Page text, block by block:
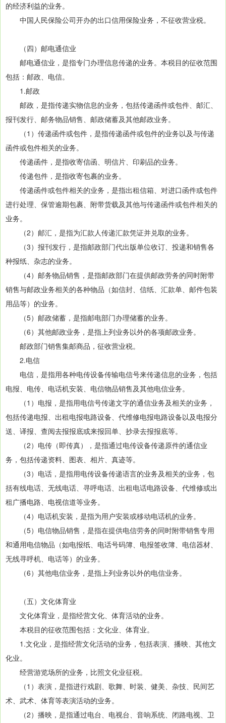
的经济利益的业务。
中国人民保险公司开办的出口信用保险业务，不征收营业税。
（四）邮电通信业
邮电通信业，是指专门办理信息传递的业务。本税目的征收范围
包括：邮政、电信。
1.邮政
邮政，是指传递实物信息的业务，包括传递函件或包件、邮汇、
报刊发行、邮务物品销售、邮政储蓄及其他邮政业务。
（1）传递函件或包件，是指传递函件或包件的业务以及与传递
函件或包件相关的业务。
传递函件，是指收寄信函、明信片、印刷品的业务。
传递包件，是指收寄包裹的业务。
传递函件或包件相关的业务，是指出租信箱、对进口函件或包件
进行处理、保管逾期包裹、附带货载及其他与传递函件或包件相关的
业务。
（2）邮汇，是指为汇款人传递汇款凭证并兑取的业务。
（3）报刊发行，是指邮政部门代出版单位收订、投递和销售各
种报纸、杂志的业务。
（4）邮务物品销售，是指邮政部门在提供邮政劳务的同时附带
销售与邮政业务相关的各种物品（如信封、信纸、汇款单、邮件包装
用品等）的业务。
（5）邮政储蓄，是指邮电部门办理储蓄的业务。
（6）其他邮政业务，是指上列业务以外的各项邮政业务。
邮政部门销售集邮商品，征收营业税。
2.电信
电信，是指用各种电传设备传输电信号来传递信息的业务，包括
电报、电传、电话机安装、电信物品销售及其他电信业务。
（1）电报，是指用电信号传递文字的通信业务及相关的业务，
包括传递电报、出租电报电路设备、代维修电报电路设备以及电报分
送、译报、查阅去报报底或来报回单、抄录去报报底等。
（2）电传（即传真），是指通过电传设备传递原件的通信业
务，包括传递资料、图表、相片、真迹等。
（3）电话，是指用电传设备传递语言的业务及相关的业务，包
括有线电话、无线电话、寻呼电话、出租电话电路设备、代维修或出
租广播电路、电视信道等业务。
（4）电话机安装，是指为用户安装或移动电话机的业务。
（5）电信物品销售，是指在提供电信劳务的同时附带销售专用
和通用电信物品（如电报纸、电话号码簿、电报签收簿、电信器材、
无线寻呼机、电话等）的业务。
（6）其他电信业务，是指上列业务以外的电信业务。
（五）文化体育业
文化体育业，是指经营文化、体育活动的业务。
本税目的征收范围包括：文化业、体育业。
1.文化业，是指经营文化活动的业务，包括表演、播映、其他文
化业。
经营游览场所的业务，比照文化业征税。
（1）表演，是指进行戏剧、歌舞、时装、健美、杂技、民间艺
术、武术、体育等表演活动的业务。
（2）播映，是指通过电台、电视台、音响系统、闭路电视、卫